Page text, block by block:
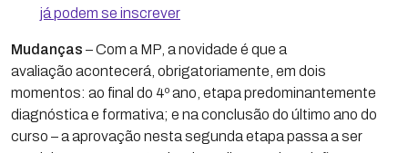
já podem se inscrever
Mudanças – Com a MP, a novidade é que a
avaliação acontecerá, obrigatoriamente, em dois
momentos: ao final do 4º ano, etapa predominantemente
diagnóstica e formativa; e na conclusão do último ano do
curso – a aprovação nesta segunda etapa passa a ser